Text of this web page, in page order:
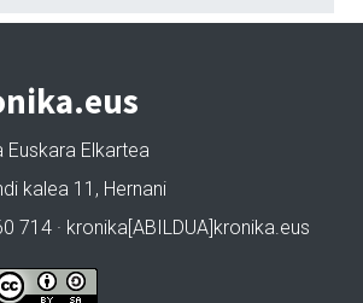
Euskara Elkartea
kalea 11, Hernani
714 · kronika[ABILDUA]kronika.eus